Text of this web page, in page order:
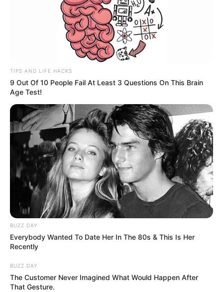
TIPS AND LIFE HACKS
9 Out Of 10 People Fail At Least 3 Questions On This Brain
Age Test!
BUZZ DAY
Everybody Wanted To Date Her In The 80s & This Is Her
Recently
BUZZ DAY
The Customer Never Imagined What Would Happen After
That Gesture.